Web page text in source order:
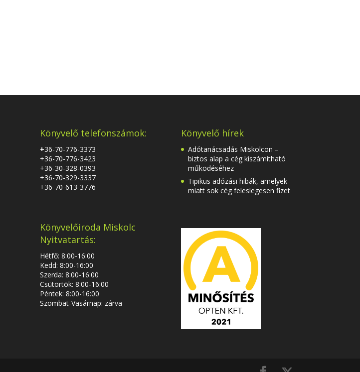
Könyvelő telefonszámok:
+36-70-776-3373
+36-70-776-3423
+36-30-328-0393
+36-70-329-3337
+36-70-613-3776
Könyvelőiroda Miskolc
Nyitvatartás:
Hétfő: 8:00-16:00
Kedd: 8:00-16:00
Szerda: 8:00-16:00
Csütörtök: 8:00-16:00
Péntek: 8:00-16:00
Szombat-Vasárnap: zárva
Könyvelő hírek
Adótanácsadás Miskolcon –
biztos alap a cég kiszámítható
működéséhez
Tipikus adózási hibák, amelyek
miatt sok cég feleslegesen fizet